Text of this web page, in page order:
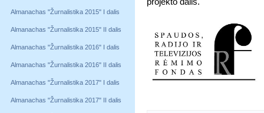
Almanachas "Žurnalistika 2015" I dalis
Almanachas "Žurnalistika 2015" II dalis
Almanachas "Žurnalistika 2016" I dalis
Almanachas "Žurnalistika 2016" II dalis
Almanachas "Žurnalistika 2017" I dalis
Almanachas "Žurnalistika 2017" II dalis